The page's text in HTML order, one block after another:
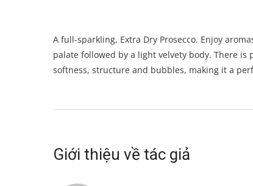
A full-sparkling, Extra Dry Prosecco. Enjoy
palate followed by a light velvety body. There
softness, structure and bubbles, making it a
Giới thiệu về tác giả